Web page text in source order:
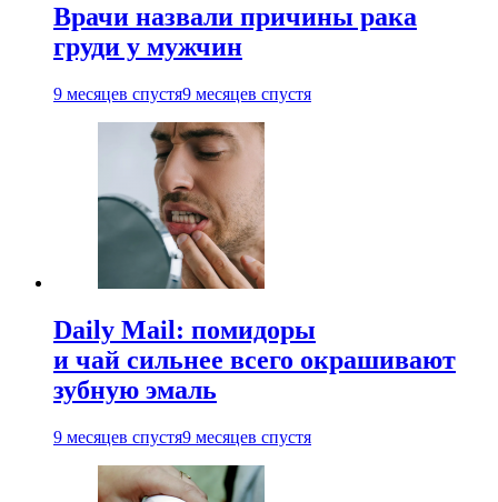
Врачи назвали причины рака
груди у мужчин
9 месяцев спустя9 месяцев спустя
Daily Mail: помидоры
и чай сильнее всего окрашивают
зубную эмаль
9 месяцев спустя9 месяцев спустя